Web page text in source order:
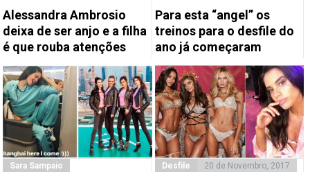
Alessandra Ambrosio
deixa de ser anjo e a filha
é que rouba atenções
Para esta “angel” os
treinos para o desfile do
ano já começaram
Sara Sampaio
Desfile 20 de Novembro, 2017